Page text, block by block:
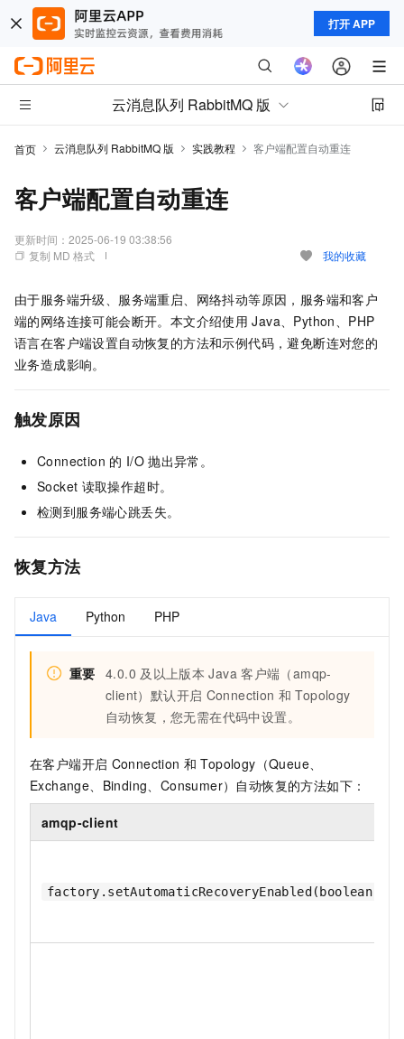
打开 APP
云消息队列 RabbitMQ 版
首页 云消息队列 RabbitMQ 版 实践教程 客户端配置自动重连
客户端配置自动重连
更新时间： 2025-06-19 03:38:56
复制 MD 格式
我的收藏
由于服务端升级、服务端重启、网络抖动等原因，服务端和客户
端的网络连接可能会断开。本文介绍使用 Java、Python、PHP
语言在客户端设置自动恢复的方法和示例代码，避免断连对您的
业务造成影响。
触发原因
Connection 的 I/O 抛出异常。
Socket 读取操作超时。
检测到服务端心跳丢失。
恢复方法
Java Python PHP
重要 4.0.0 及以上版本 Java 客户端（amqp-
client）默认开启 Connection 和 Topology
自动恢复，您无需在代码中设置。
在客户端开启 Connection 和 Topology（Queue、
Exchange、Binding、Consumer）自动恢复的方法如下：
amqp-client
factory.setAutomaticRecoveryEnabled(boolean)